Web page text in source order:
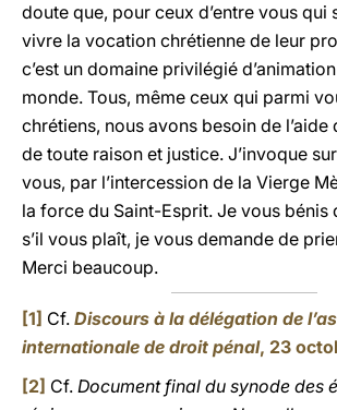
doute que, pour ceux d’entre vous qui
vivre la vocation chrétienne de leur
c’est un domaine privilégié
monde. Tous, même ceux qui parmi
chrétiens, nous avons besoin de l’aide
de toute raison et justice. J’invoque
vous, par l’intercession de la Vierge
la force du Saint-Esprit. Je vous
s’il vous plaît, je vous demande de
Merci beaucoup.
[1] Cf. Discours à la délégation de
internationale de droit pénal, 23
[2] Cf. Document final du synode des